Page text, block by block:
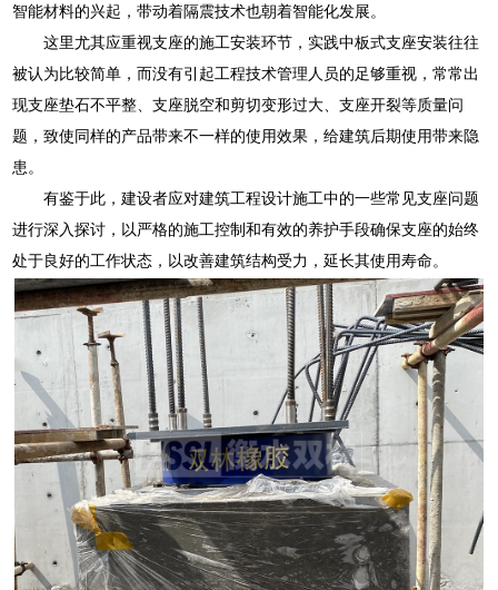
智能材料的兴起，带动着隔震技术也朝着智能化发展。
这里尤其应重视支座的施工安装环节，实践中板式支座安装往往
被认为比较简单，而没有引起工程技术管理人员的足够重视，常常出
现支座垫石不平整、支座脱空和剪切变形过大、支座开裂等质量问
题，致使同样的产品带来不一样的使用效果，给建筑后期使用带来隐
患。
有鉴于此，建设者应对建筑工程设计施工中的一些常见支座问题
进行深入探讨，以严格的施工控制和有效的养护手段确保支座的始终
处于良好的工作状态，以改善建筑结构受力，延长其使用寿命。